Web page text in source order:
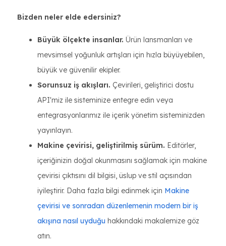
Bizden neler elde edersiniz?
Büyük ölçekte insanlar. Ürün lansmanları ve
mevsimsel yoğunluk artışları için hızla büyüyebilen,
büyük ve güvenilir ekipler.
Sorunsuz iş akışları. Çevirileri, geliştirici dostu
API'miz ile sisteminize entegre edin veya
entegrasyonlarımız ile içerik yönetim sisteminizden
yayınlayın.
Makine çevirisi, geliştirilmiş sürüm. Editörler,
içeriğinizin doğal okunmasını sağlamak için makine
çevirisi çıktısını dil bilgisi, üslup ve stil açısından
iyileştirir. Daha fazla bilgi edinmek için Makine
çevirisi ve sonradan düzenlemenin modern bir iş
akışına nasıl uyduğu hakkındaki makalemize göz
atın.